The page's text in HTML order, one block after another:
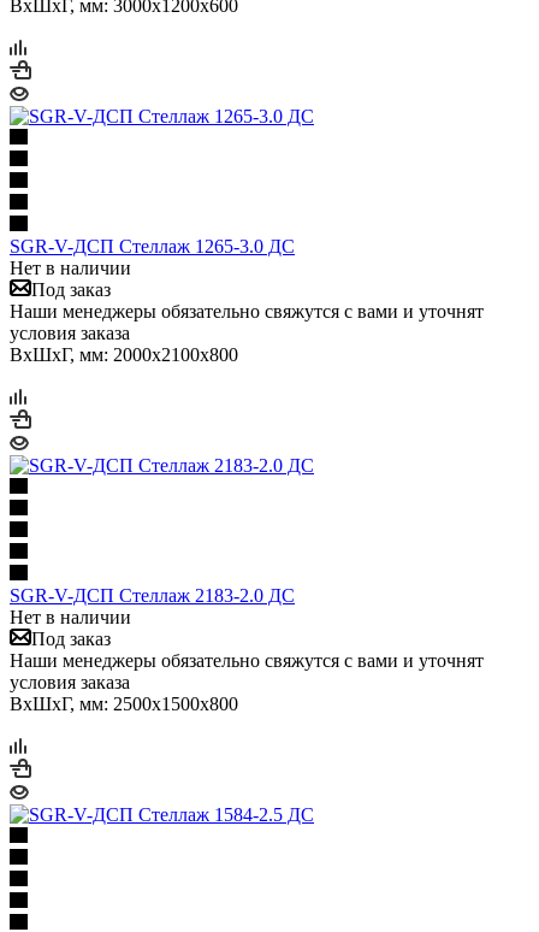
ВхШхГ, мм: 3000x1200x600
SGR-V-ДСП Стеллаж 1265-3.0 ДС
Нет в наличии
Под заказ
Наши менеджеры обязательно свяжутся с вами и уточнят
условия заказа
ВхШхГ, мм: 2000x2100x800
SGR-V-ДСП Стеллаж 2183-2.0 ДС
Нет в наличии
Под заказ
Наши менеджеры обязательно свяжутся с вами и уточнят
условия заказа
ВхШхГ, мм: 2500x1500x800